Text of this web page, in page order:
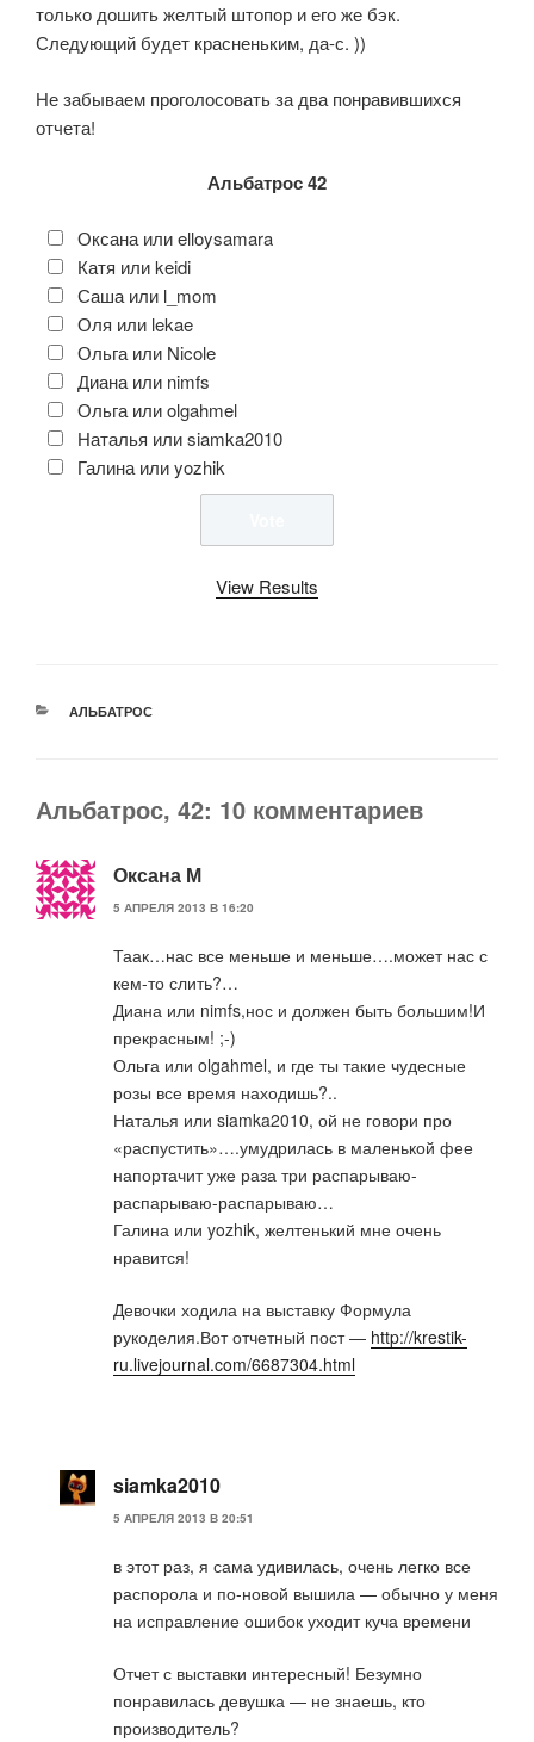
только дошить желтый штопор и его же бэк.
Следующий будет красненьким, да-с. ))
Не забываем проголосовать за два понравившихся
отчета!
Альбатрос 42
Оксана или elloysamara
Катя или keidi
Саша или l_mom
Оля или lekae
Ольга или Nicole
Диана или nimfs
Ольга или olgahmel
Наталья или siamka2010
Галина или yozhik
View Results
РУБРИКИ
АЛЬБАТРОС
Альбатрос, 42: 10 комментариев
Оксана М
5 АПРЕЛЯ 2013 В 16:20
Таак…нас все меньше и меньше….может нас с
кем-то слить?…
Диана или nimfs,нос и должен быть большим!И
прекрасным! ;-)
Ольга или olgahmel, и где ты такие чудесные
розы все время находишь?..
Наталья или siamka2010, ой не говори про
«распустить»….умудрилась в маленькой фее
напортачит уже раза три распарываю-
распарываю-распарываю…
Галина или yozhik, желтенький мне очень
нравится!
Девочки ходила на выставку Формула
рукоделия.Вот отчетный пост — http://krestik-
ru.livejournal.com/6687304.html
siamka2010
5 АПРЕЛЯ 2013 В 20:51
в этот раз, я сама удивилась, очень легко все
распорола и по-новой вышила — обычно у меня
на исправление ошибок уходит куча времени
Отчет с выставки интересный! Безумно
понравилась девушка — не знаешь, кто
производитель?